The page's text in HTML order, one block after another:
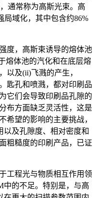
通常称为高斯光束。高
局域化，其中包含约86%
度，高斯束诱导的熔体池
熔体池的汽化和在底层熔
以及(ii)飞溅的产生，
匙孔和喷溅，都对印刷品
它们会导致印刷品孔隙的
布方面缺乏灵活性，这是
希望的影响的主要挑战，
以及孔隙度、相对密度和
粗糙度的印刷产品，已证
工程光与物质相互作用领
的不足。特别是，与高